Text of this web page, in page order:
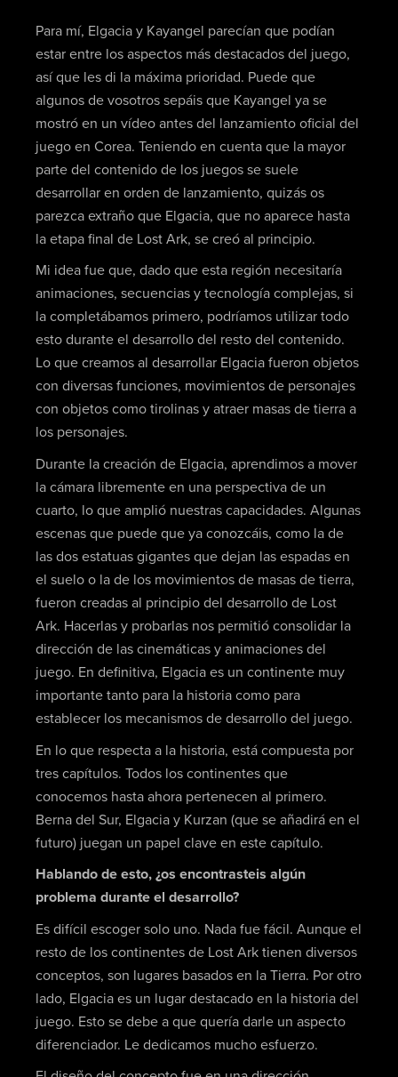
Para mí, Elgacia y Kayangel parecían que podían
estar entre los aspectos más destacados del juego,
así que les di la máxima prioridad. Puede que
algunos de vosotros sepáis que Kayangel ya se
mostró en un vídeo antes del lanzamiento oficial del
juego en Corea. Teniendo en cuenta que la mayor
parte del contenido de los juegos se suele
desarrollar en orden de lanzamiento, quizás os
parezca extraño que Elgacia, que no aparece hasta
la etapa final de Lost Ark, se creó al principio.
Mi idea fue que, dado que esta región necesitaría
animaciones, secuencias y tecnología complejas, si
la completábamos primero, podríamos utilizar todo
esto durante el desarrollo del resto del contenido.
Lo que creamos al desarrollar Elgacia fueron objetos
con diversas funciones, movimientos de personajes
con objetos como tirolinas y atraer masas de tierra a
los personajes.
Durante la creación de Elgacia, aprendimos a mover
la cámara libremente en una perspectiva de un
cuarto, lo que amplió nuestras capacidades. Algunas
escenas que puede que ya conozcáis, como la de
las dos estatuas gigantes que dejan las espadas en
el suelo o la de los movimientos de masas de tierra,
fueron creadas al principio del desarrollo de Lost
Ark. Hacerlas y probarlas nos permitió consolidar la
dirección de las cinemáticas y animaciones del
juego. En definitiva, Elgacia es un continente muy
importante tanto para la historia como para
establecer los mecanismos de desarrollo del juego.
En lo que respecta a la historia, está compuesta por
tres capítulos. Todos los continentes que
conocemos hasta ahora pertenecen al primero.
Berna del Sur, Elgacia y Kurzan (que se añadirá en el
futuro) juegan un papel clave en este capítulo.
Hablando de esto, ¿os encontrasteis algún
problema durante el desarrollo?
Es difícil escoger solo uno. Nada fue fácil. Aunque el
resto de los continentes de Lost Ark tienen diversos
conceptos, son lugares basados en la Tierra. Por otro
lado, Elgacia es un lugar destacado en la historia del
juego. Esto se debe a que quería darle un aspecto
diferenciador. Le dedicamos mucho esfuerzo.